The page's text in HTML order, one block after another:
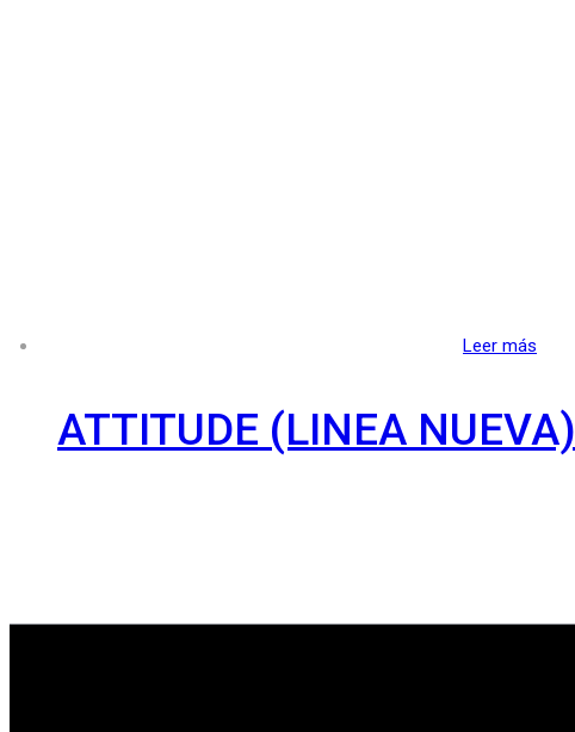
Leer más
ATTITUDE (LINEA NUEVA)